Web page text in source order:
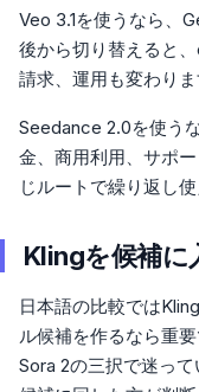
Veo 3.1を使うなら、
後から切り替えると
請求、運用も変わりま
Seedance 2.0を使う
金、商用利用、サポ
じルートで繰り返し
Klingを候補に
日本語の比較では
ル候補を作るなら重
Sora 2の三択で迷っ